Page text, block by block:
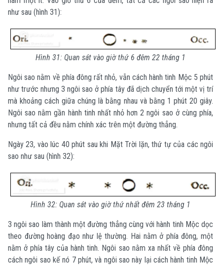
như sau (hình 31):
Hình 31: Quan sát vào giờ thứ 6 đêm 22 tháng 1
Ngôi sao nằm về phía đông rất nhỏ, vẫn cách hành tinh Mộc 5 phút
như trước nhưng 3 ngôi sao ở phía tây đã dịch chuyển tới một vị trí
mà khoảng cách giữa chúng là bằng nhau và bằng 1 phút 20 giây.
Ngôi sao nằm gần hành tinh nhất nhỏ hơn 2 ngôi sao ở cùng phía,
nhưng tất cả đều nằm chính xác trên một đường thẳng.
Ngày 23, vào lúc 40 phút sau khi Mặt Trời lặn, thứ tự của các ngôi
sao như sau (hình 32):
Hình 32: Quan sát vào giờ thứ nhất đêm 23 tháng 1
3 ngôi sao làm thành một đường thẳng cùng với hành tinh Mộc dọc
theo đường hoàng đạo như lệ thường. Hai nằm ở phía đông, một
nằm ở phía tây của hành tinh. Ngôi sao nằm xa nhất về phía đông
cách ngôi sao kế nó 7 phút, và ngôi sao này lại cách hành tinh Mộc